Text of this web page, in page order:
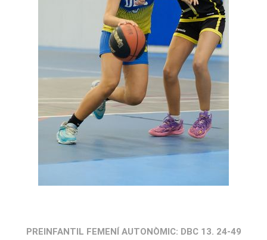
PREINFANTIL FEMENÍ AUTONÒMIC: DBC 13. 24-49